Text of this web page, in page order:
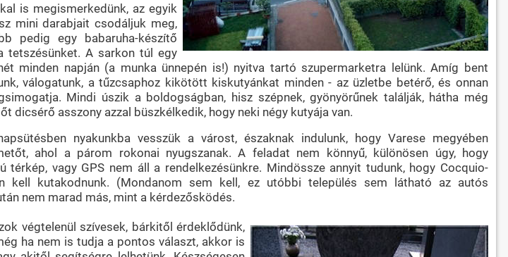
is megismerkedünk, az egyik
mini darabjait csodáljuk meg,
pedig egy babaruha-készítő
tetszésünket. A sarkon túl egy
minden napján (a munka ünnepén is!) nyitva tartó szupermarketra lelünk. Amíg bent
válogatunk, a tűzcsaphoz kikötött kiskutyánkat minden - az üzletbe betérő, és onnan
Mindi úszik a boldogságban, hisz szépnek, gyönyörűnek találják, hátha még
dicsérő asszony azzal büszkélkedik, hogy neki négy kutyája van.
nyakunkba vesszük a várost, északnak indulunk, hogy Varese megyében
ahol a párom rokonai nyugszanak. A feladat nem könnyű, különösen úgy, hogy
térkép, vagy GPS nem áll a rendelkezésünkre. Mindössze annyit tudunk, hogy Cocquio-
kell kutakodnunk. (Mondanom sem kell, ez utóbbi település sem látható az autós
nem marad más, mint a kérdezősködés.
végtelenül szívesek, bárkitől érdeklődünk,
ha nem is tudja a pontos választ, akkor is